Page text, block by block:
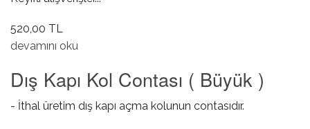
520,00 TL
Küçük Hava Filtresi Kapağı hakkında
devamını oku
Dış Kapı Kol Contası ( Büyük )
- İthal üretim dış kapı açma kolunun contasıdır.